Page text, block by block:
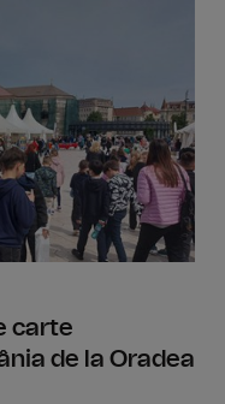
carte
de la Oradea